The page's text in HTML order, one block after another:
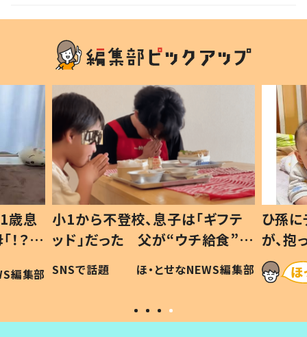
歳息
？」
編集部
小1から不登校、息子は「ギフテ
ッド」だった 父が“ウチ給食”を
作り続ける理由とは #令和の親
#令和の子
SNSで話題 ほ・とせなNEWS編集部
ひ孫
が、
「涙が
い」